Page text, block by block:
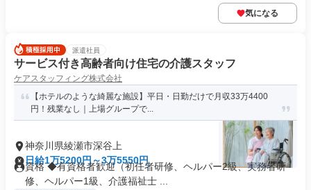
気になる
派遣社員
サービス付き高齢者向け住宅の介護スタッフ
ケアスタッフィング株式会社
【ホテルのような綺麗な施設】平日・日勤だけで月収33万4400
円！残業なし｜上場グループで...
神奈川県綾瀬市深谷上
日給1万5200円～3万5550円
資格 ◆有資格者歓迎（初任者研修、ヘルパー2級、実務者研
修、ヘルパー1級、介護福祉士 ...